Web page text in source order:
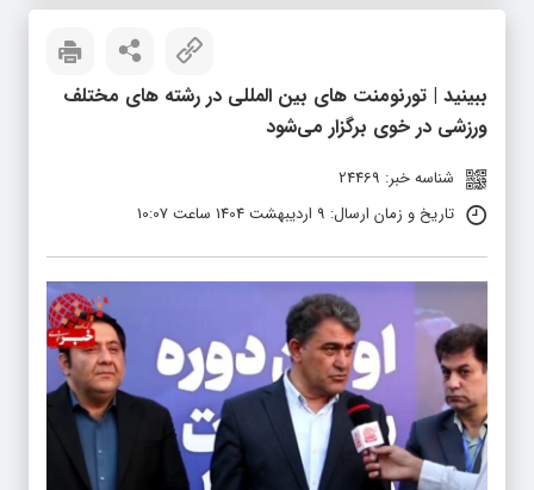
ببینید | تورنومنت های بین المللی در رشته های مختلف
ورزشی در خوی برگزار می‌شود
شناسه خبر: 24469
تاریخ و زمان ارسال: 9 اردیبهشت 1404 ساعت 10:07